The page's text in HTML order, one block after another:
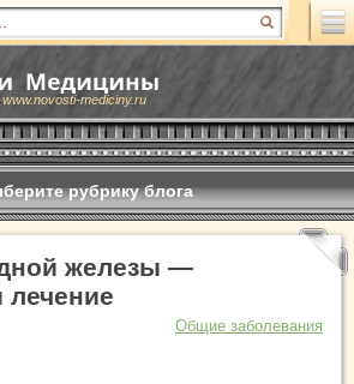
www.novosti-mediciny.ru
рубрику блога
железы —
Общие заболевания